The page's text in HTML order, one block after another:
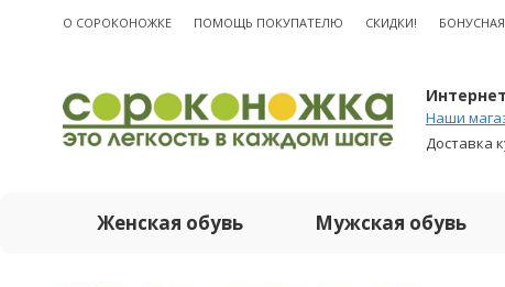
О CОРОКОНОЖКЕ ПОМОЩЬ ПОКУПАТЕЛЮ СКИДКИ!
Наши
Доставка
Женская обувь Мужская обувь